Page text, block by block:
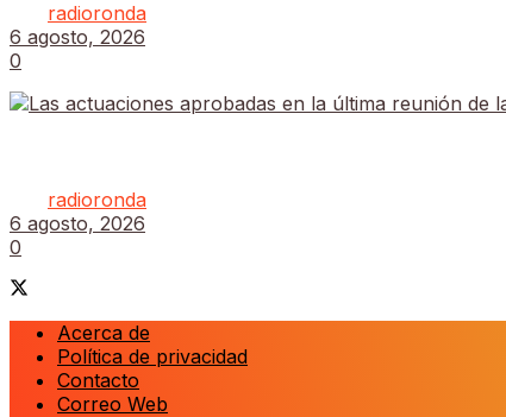
radioronda
6 agosto, 2026
0
radioronda
6 agosto, 2026
0
Acerca de
Política de privacidad
Contacto
Correo Web